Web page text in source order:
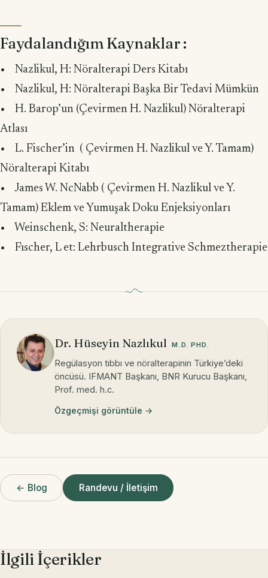
Faydalandığım Kaynaklar :
• Nazlikul, H: Nöralterapi Ders Kitabı
• Nazlikul, H: Nöralterapi Başka Bir Tedavi Mümkün
• H. Barop’un (Çevirmen H. Nazlikul) Nöralterapi
Atlası
• L. Fischer’in ( Çevirmen H. Nazlikul ve Y. Tamam)
Nöralterapi Kitabı
• James W. NcNabb ( Çevirmen H. Nazlikul ve Y.
Tamam) Eklem ve Yumuşak Doku Enjeksiyonları
• Weinschenk, S: Neuraltherapie
• Fıscher, L et: Lehrbusch Integrative Schmeztherapie
Dr. Hüseyin Nazlıkul M.D. PHD.
Regülasyon tıbbı ve nöralterapinin Türkiye’deki
öncüsü. IFMANT Başkanı, BNR Kurucu Başkanı,
Prof. med. h.c.
Özgeçmişi görüntüle →
← Blog Randevu / İletişim
İlgili İçerikler